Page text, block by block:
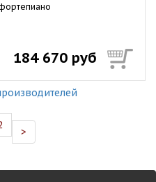
184 670 руб
>